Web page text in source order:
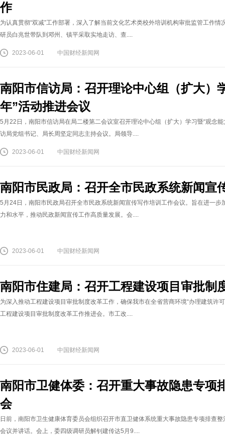
作
为认真贯彻“双减”工作部署，深入了解当前文化艺术类校外培训机构审批监管工作
研员白兆世带队到邓州、镇平采取实地走访、查....
2023-06-01 中国财经新闻网
南阳市信访局：召开理论中心组（扩大）
年”活动推进会议
5月22日，南阳市信访局在局二楼第二会议室召开理论中心组（扩大）学习暨“观念
访局党组书记、局长周坚定同志主持会议。局领导....
2023-06-01 中国财经新闻网
南阳市民政局：召开全市民政系统新闻宣
5月24日，南阳市民政局召开全市民政系统新闻宣传写作培训工作会议。旨在进一
力和水平，推动民政新闻宣传工作高质量发展。会....
2023-06-01 中国财经新闻网
南阳市住建局：召开工程建设项目审批制
为深入推动工程建设项目审批制度改革工作，确保我市在全省营商环境“办理建筑许
工程建设项目审批制度改革工作推进会。市工改....
2023-06-01 中国财经新闻网
南阳市卫健体委：召开重大事故隐患专项
会
日前，南阳市卫生健康体育委员会组织召开市直卫健体系统重大事故隐患专项排查
会议并讲话。会上，委四级调研员解钊建传达5月9....